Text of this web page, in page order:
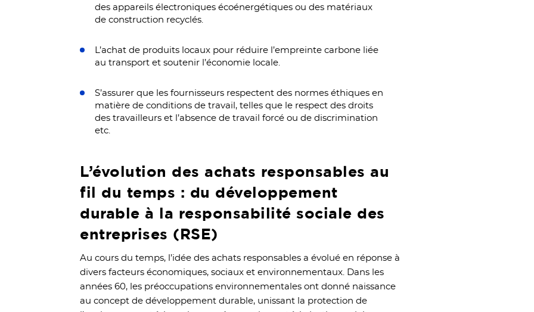
des appareils électroniques écoénergétiques ou des matériaux
de construction recyclés.
L’achat de produits locaux pour réduire l’empreinte carbone liée
au transport et soutenir l’économie locale.
S’assurer que les fournisseurs respectent des normes éthiques en
matière de conditions de travail, telles que le respect des droits
des travailleurs et l’absence de travail forcé ou de discrimination
etc.
L’évolution des achats responsables au
fil du temps : du développement
durable à la responsabilité sociale des
entreprises (RSE)
Au cours du temps, l’idée des achats responsables a évolué en réponse à
divers facteurs économiques, sociaux et environnementaux. Dans les
années 60, les préoccupations environnementales ont donné naissance
au concept de développement durable, unissant la protection de